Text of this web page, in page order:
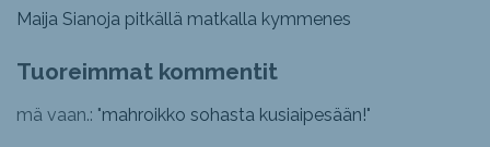
Maija Sianoja pitkällä matkalla kymmenes
Tuoreimmat kommentit
mä vaan.: "mahroikko sohasta kusiaipesään!"